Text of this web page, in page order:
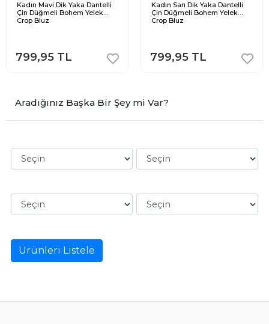
Kadın Mavi Dik Yaka Dantelli
Çin Düğmeli Bohem Yelek
Crop Bluz
799,95 TL
Kadın Sarı Dik Yaka Dantelli
Çin Düğmeli Bohem Yelek
Crop Bluz
799,95 TL
Aradığınız Başka Bir Şey mi Var?
Ürünleri Listele